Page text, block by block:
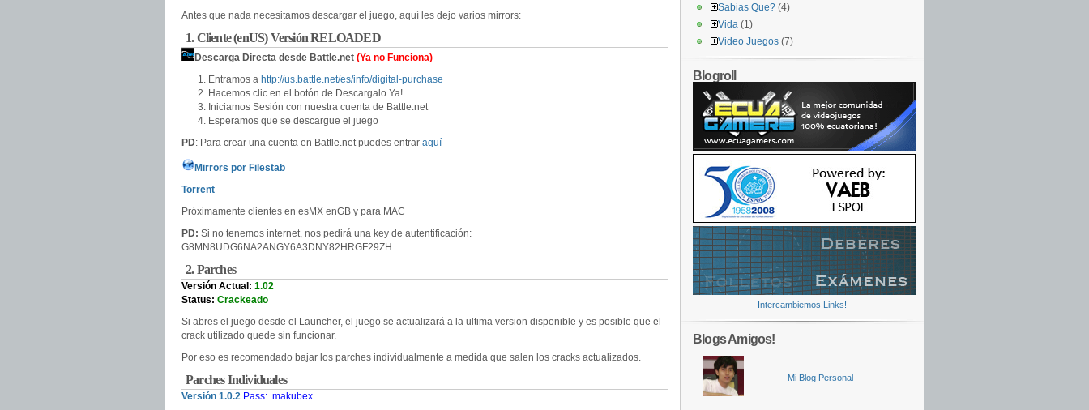
Antes que nada necesitamos descargar el juego, aquí les dejo varios mirrors:
1. Cliente (enUS) Versión RELOADED
Descarga Directa desde Battle.net (Ya no Funciona)
Entramos a http://us.battle.net/es/info/digital-purchase
Hacemos clic en el botón de Descargalo Ya!
Iniciamos Sesión con nuestra cuenta de Battle.net
Esperamos que se descargue el juego
PD: Para crear una cuenta en Battle.net puedes entrar aquí
Mirrors por Filestab
Torrent
Próximamente clientes en esMX enGB y para MAC
PD: Si no tenemos internet, nos pedirá una key de autentificación:
G8MN8UDG6NA2ANGY6A3DNY82HRGF29ZH
2. Parches
Versión Actual: 1.02
Status: Crackeado
Si abres el juego desde el Launcher, el juego se actualizará a la ultima version disponible y es posible que el
crack utilizado quede sin funcionar.
Por eso es recomendado bajar los parches individualmente a medida que salen los cracks actualizados.
Parches Individuales
Versión 1.0.2 Pass: makubex
Sabias Que? (4)
Vida (1)
Video Juegos (7)
Blogroll
Intercambiemos Links!
Blogs Amigos!
Mi Blog Personal